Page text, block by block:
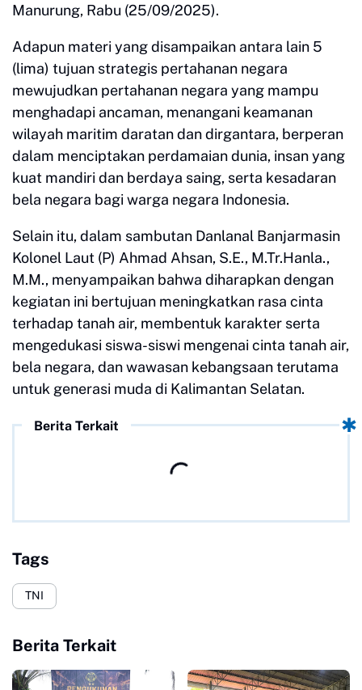
Manurung, Rabu (25/09/2025).
Adapun materi yang disampaikan antara lain 5
(lima) tujuan strategis pertahanan negara
mewujudkan pertahanan negara yang mampu
menghadapi ancaman, menangani keamanan
wilayah maritim daratan dan dirgantara, berperan
dalam menciptakan perdamaian dunia, insan yang
kuat mandiri dan berdaya saing, serta kesadaran
bela negara bagi warga negara Indonesia.
Selain itu, dalam sambutan Danlanal Banjarmasin
Kolonel Laut (P) Ahmad Ahsan, S.E., M.Tr.Hanla.,
M.M., menyampaikan bahwa diharapkan dengan
kegiatan ini bertujuan meningkatkan rasa cinta
terhadap tanah air, membentuk karakter serta
mengedukasi siswa-siswi mengenai cinta tanah air,
bela negara, dan wawasan kebangsaan terutama
untuk generasi muda di Kalimantan Selatan.
Berita Terkait
Tags
TNI
Berita Terkait